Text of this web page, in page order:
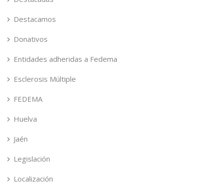
Destacamos
Donativos
Entidades adheridas a Fedema
Esclerosis Múltiple
FEDEMA
Huelva
Jaén
Legislación
Localización